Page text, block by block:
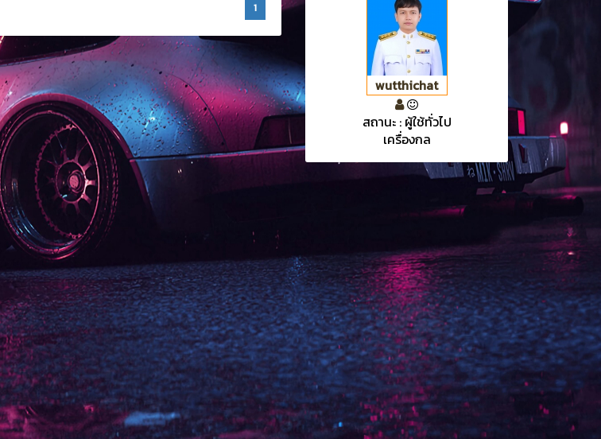
1
wutthichat
สถานะ : ผู้ใช้ทั่วไป
เครื่องกล